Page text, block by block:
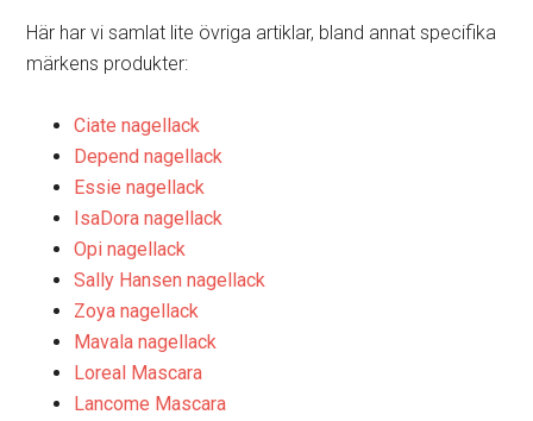
Här har vi samlat lite övriga artiklar, bland annat specifika
märkens produkter:
Ciate nagellack
Depend nagellack
Essie nagellack
IsaDora nagellack
Opi nagellack
Sally Hansen nagellack
Zoya nagellack
Mavala nagellack
Loreal Mascara
Lancome Mascara